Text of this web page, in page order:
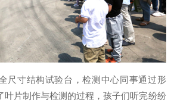
尺寸结构试验台，检测中心同事通过形
叶片制作与检测的过程，孩子们听完纷纷